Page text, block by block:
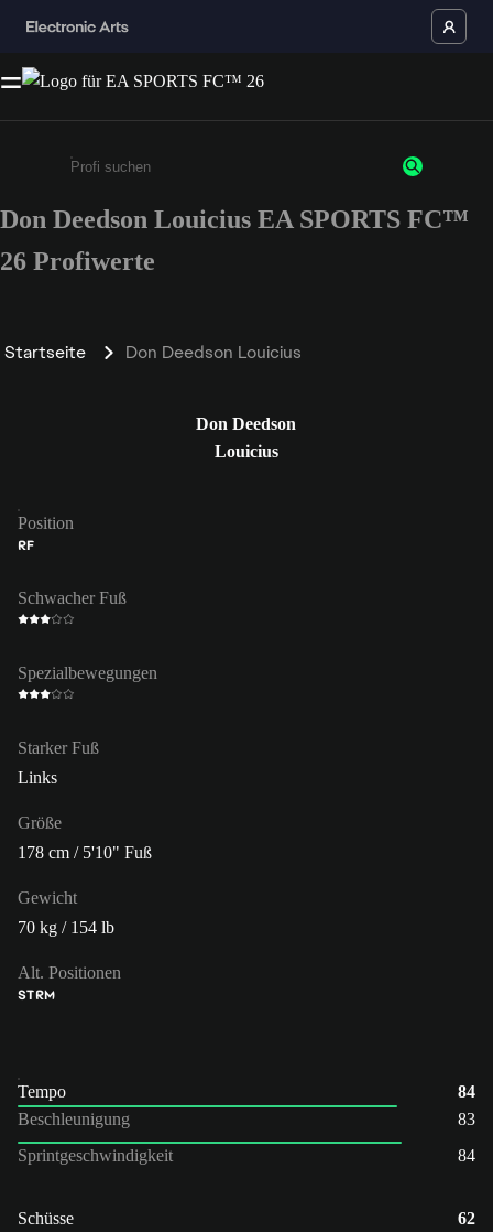
Gib mindestens 3 Zeichen oder Ziffern ein
Don Deedson Louicius EA SPORTS FC™
26 Profiwerte
Startseite Don Deedson Louicius
Don Deedson
Louicius
Position
RF
Schwacher Fuß
Spezialbewegungen
Starker Fuß
Links
Größe
178 cm / 5'10" Fuß
Gewicht
70 kg / 154 lb
Alt. Positionen
STRM
Tempo
84
Beschleunigung
83
Sprintgeschwindigkeit
84
Schüsse
62